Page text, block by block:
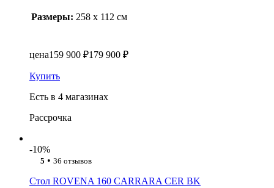
Размеры: 258 x 112 см
цена159 900 ₽179 900 ₽
Купить
Есть в 4 магазинах
Рассрочка
-10%
5 • 36 отзывов
Стол ROVENA 160 CARRARA CER BK